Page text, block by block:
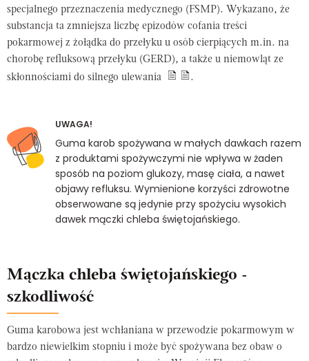
specjalnego przeznaczenia medycznego (FSMP). Wykazano, że
substancja ta zmniejsza liczbę epizodów cofania treści
pokarmowej z żołądka do przełyku u osób cierpiących m.in. na
chorobę refluksową przełyku (GERD), a także u niemowląt ze
skłonnościami do silnego ulewania
.
UWAGA!
Guma karob spożywana w małych dawkach razem
z produktami spożywczymi nie wpływa w żaden
sposób na poziom glukozy, masę ciała, a nawet
objawy refluksu. Wymienione korzyści zdrowotne
obserwowane są jedynie przy spożyciu wysokich
dawek mączki chleba świętojańskiego.
Mączka chleba świętojańskiego -
szkodliwość
Guma karobowa jest wchłaniana w przewodzie pokarmowym w
bardzo niewielkim stopniu i może być spożywana bez obaw o